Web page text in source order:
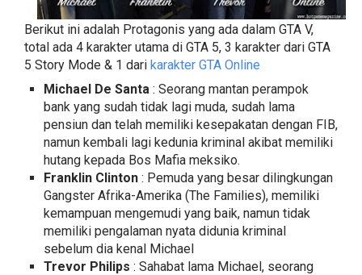
Berikut ini adalah Protagonis yang ada dalam GTA V,
total ada 4 karakter utama di GTA 5, 3 karakter dari GTA
5 Story Mode & 1 dari karakter GTA Online
Michael De Santa : Seorang mantan perampok
bank yang sudah tidak lagi muda, sudah lama
pensiun dan telah memiliki kesepakatan dengan FIB,
namun kembali lagi kedunia kriminal akibat memiliki
hutang kepada Bos Mafia meksiko.
Franklin Clinton : Pemuda yang besar dilingkungan
Gangster Afrika-Amerika (The Families), memiliki
kemampuan mengemudi yang baik, namun tidak
memiliki pengalaman nyata didunia kriminal
sebelum dia kenal Michael
Trevor Philips : Sahabat lama Michael, seorang